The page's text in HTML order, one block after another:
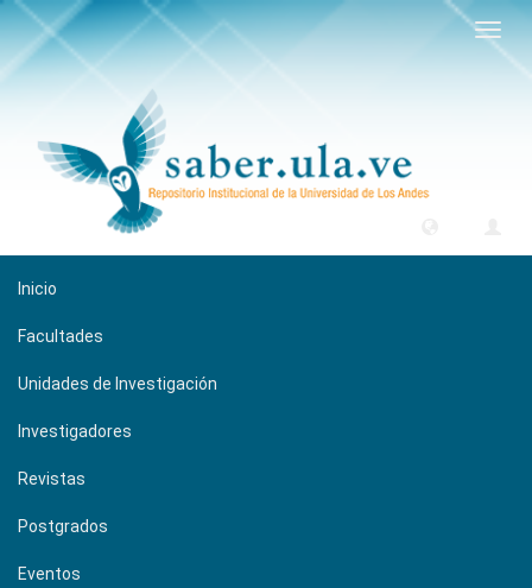
Inicio
Facultades
Unidades de Investigación
Investigadores
Revistas
Postgrados
Eventos